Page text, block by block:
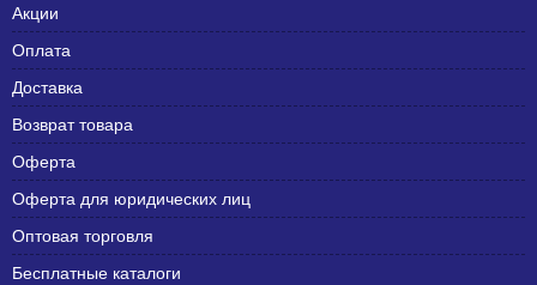
Акции
Оплата
Доставка
Возврат товара
Оферта
Оферта для юридических лиц
Оптовая торговля
Бесплатные каталоги